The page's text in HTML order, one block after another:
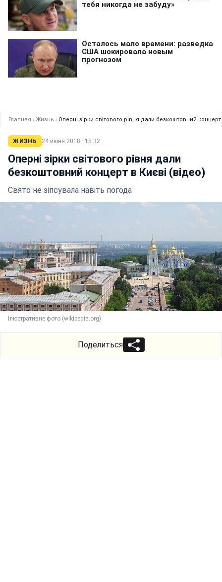
Главная › Жизнь › Оперні зірки світового рівня дали безкоштовний
ЖИЗНЬ 24 июня 2018 · 15:32
Оперні зірки світового рівня дали
безкоштовний концерт в Києві (відео)
Свято не зіпсувала навіть погода
Ілюстративне фото (wikipedia.org)
Поделиться